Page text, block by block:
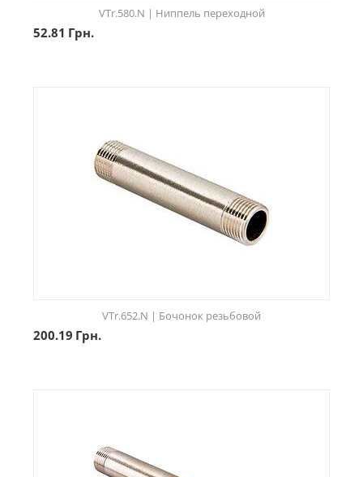
VTr.580.N | Ниппель переходной
52.81 Грн.
VTr.652.N | Бочонок резьбовой
200.19 Грн.